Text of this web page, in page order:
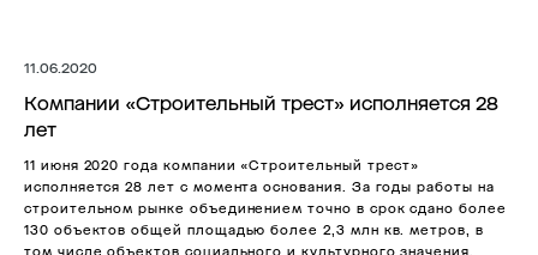
11.06.2020
Компании «Строительный трест» исполняется 28
лет
11 июня 2020 года компании «Строительный трест»
исполняется 28 лет с момента основания. За годы работы на
строительном рынке объединением точно в срок сдано более
130 объектов общей площадью более 2,3 млн кв. метров, в
том числе объектов социального и культурного значения.